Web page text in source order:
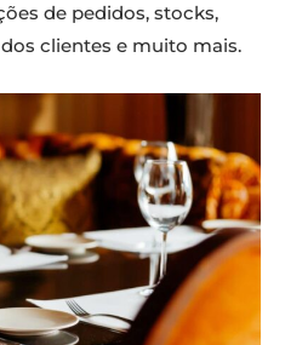
de pedidos, stocks,
clientes e muito mais.